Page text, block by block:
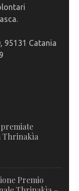
95131 Catania
Thrinakìa
Premio